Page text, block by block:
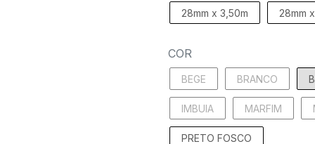
28mm x 3,50m 28mm
COR
BEGE BRANCO
IMBUIA MARFIM
PRETO FOSCO